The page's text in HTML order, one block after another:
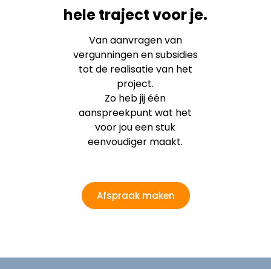
hele traject voor je.
Van aanvragen van
vergunningen en subsidies
tot de realisatie van het
project.
Zo heb jij één
aanspreekpunt wat het
voor jou een stuk
eenvoudiger maakt.
Afspraak maken